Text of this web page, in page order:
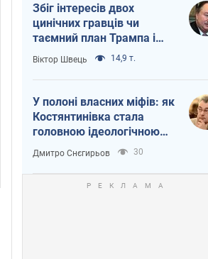
Збіг інтересів двох
цинічних гравців чи
таємний план Трампа і
Путіна?
Віктор Швець 14,9 т.
У полоні власних міфів: як
Костянтинівка стала
головною ідеологічною
пасткою для російських
окупантів
Дмитро Снєгирьов 30